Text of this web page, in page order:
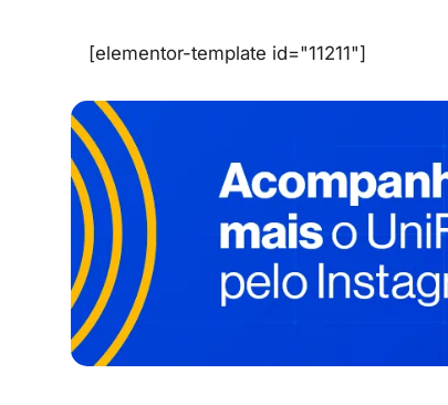
[elementor-template id="11211"]